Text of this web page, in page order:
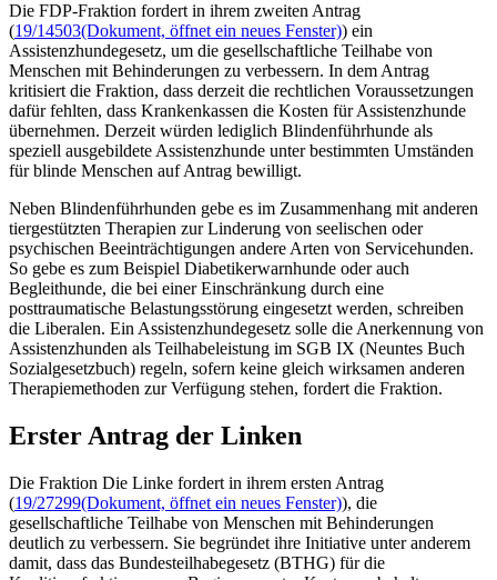
Die FDP-Fraktion fordert in ihrem zweiten Antrag
(19/14503(Dokument, öffnet ein neues Fenster)) ein
Assistenzhundegesetz, um die gesellschaftliche Teilhabe von
Menschen mit Behinderungen zu verbessern. In dem Antrag
kritisiert die Fraktion, dass derzeit die rechtlichen Voraussetzungen
dafür fehlten, dass Krankenkassen die Kosten für Assistenzhunde
übernehmen. Derzeit würden lediglich Blindenführhunde als
speziell ausgebildete Assistenzhunde unter bestimmten Umständen
für blinde Menschen auf Antrag bewilligt.
Neben Blindenführhunden gebe es im Zusammenhang mit anderen
tiergestützten Therapien zur Linderung von seelischen oder
psychischen Beeinträchtigungen andere Arten von Servicehunden.
So gebe es zum Beispiel Diabetikerwarnhunde oder auch
Begleithunde, die bei einer Einschränkung durch eine
posttraumatische Belastungsstörung eingesetzt werden, schreiben
die Liberalen. Ein Assistenzhundegesetz solle die Anerkennung von
Assistenzhunden als Teilhabeleistung im SGB IX (Neuntes Buch
Sozialgesetzbuch) regeln, sofern keine gleich wirksamen anderen
Therapiemethoden zur Verfügung stehen, fordert die Fraktion.
Erster Antrag der Linken
Die Fraktion Die Linke fordert in ihrem ersten Antrag
(19/27299(Dokument, öffnet ein neues Fenster)), die
gesellschaftliche Teilhabe von Menschen mit Behinderungen
deutlich zu verbessern. Sie begründet ihre Initiative unter anderem
damit, dass das Bundesteilhabegesetz (BTHG) für die